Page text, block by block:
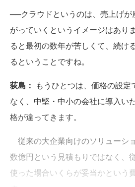
──クラウドというのは、売上げが
がっていくというイメージはあり
ると最初の数年が苦しくて、続け
るということですね。
荻島： もうひとつは、価格の設
なく、中堅・中小の会社に導入い
格が違ってきます。
従来の大企業向けのソリューシ
数億円という見積もりではなく、
使った場合いくらが妥当かという